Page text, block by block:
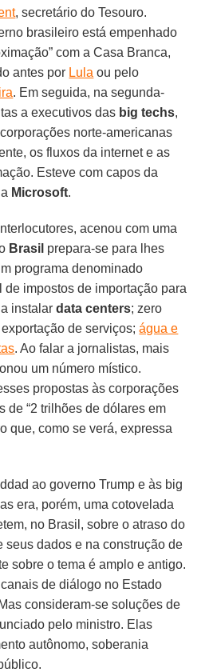
, secretário do Tesouro.
brasileiro está empenhado
com a Casa Branca,
antes por Lula ou pelo
. Em seguida, na segunda-
a executivos das big techs,
norte-americanas
os fluxos da internet e as
Esteve com capos da
Microsoft.
acenou com uma
Brasil prepara-se para lhes
programa denominado
de impostos de importação para
a instalardata centers; zero
de serviços;água e
. Ao falar a jornalistas, mais
um número místico.
propostas às corporações
de “2 trilhões de dólares em
que, como se verá, expressa
ao governo Trump e às big
era, porém, uma cotovelada
no Brasil, sobre o atraso do
seus dados e na construção de
sobre o tema é amplo e antigo.
de diálogo no Estado
consideram-se soluções de
pelo ministro. Elas
autônomo, soberania